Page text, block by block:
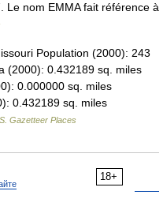
Le nom EMMA fait référence à
Population (2000): 243
(2000): 0.432189 sq. miles
0.000000 sq. miles
0.432189 sq. miles
Gazetteer Places
18+